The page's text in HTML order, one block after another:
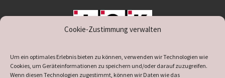
Cookie-Zustimmung verwalten
Um ein optimales Erlebnis bieten zu können, verwenden wir Technologien wie
Cookies, um Geräteinformationen zu speichern und/oder darauf zuzugreifen.
Wenn diesen Technologien zugestimmt, können wir Daten wie das